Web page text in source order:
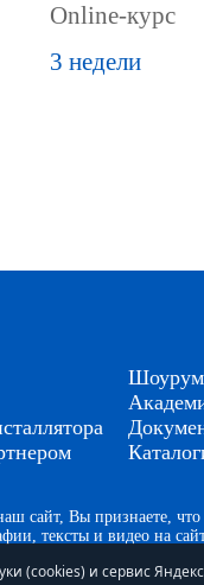
Online-курс
3 недели
сайт, Вы признаете,
тексты и видео на
(cookies) и сервис